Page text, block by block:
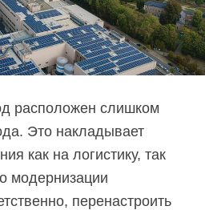
расположен слишком
Это накладывает
как на логистику, так
модернизации
перенастроить